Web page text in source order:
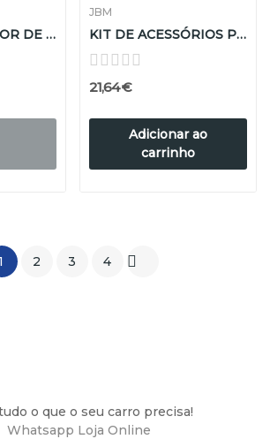
KIT DE EXTRATOR DE ROLAMENTOS DE ESFERA
JBM
KIT DE ACESSÓRIOS PRA EXTRAIR EQUIPAMENTOS ÁUDIO
21,64 €
Adicionar ao
carrinho
2 3 4 
o que o seu carro precisa!
Whatsapp Loja Online